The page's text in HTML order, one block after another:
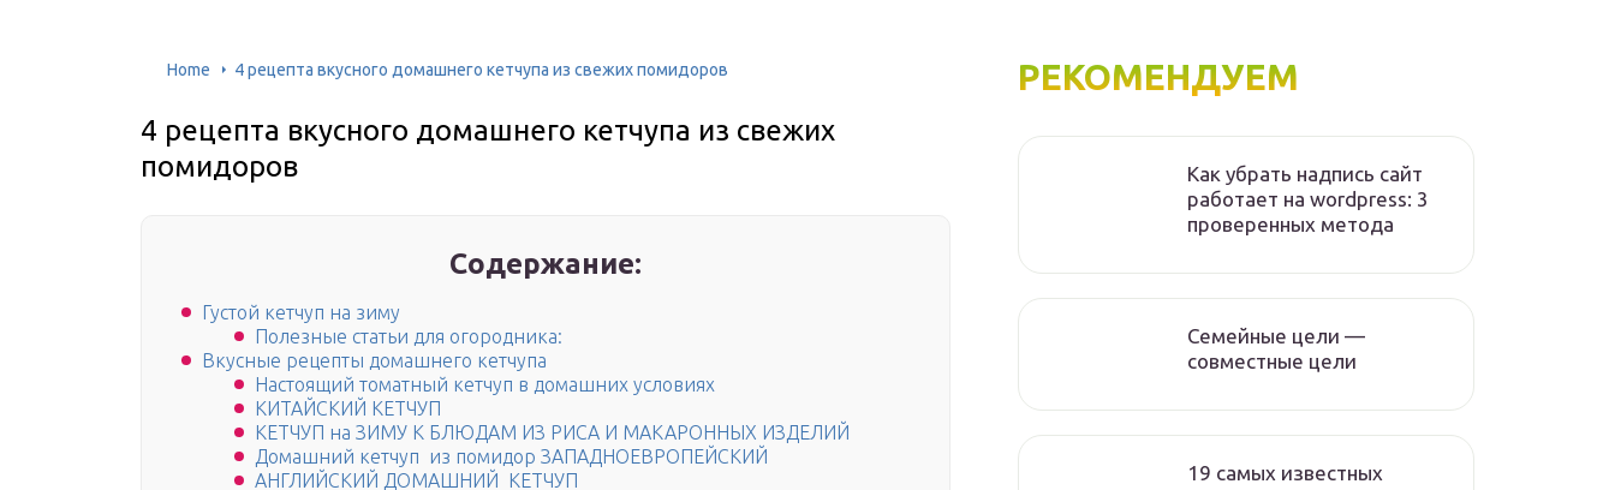
Home 4 рецепта вкусного домашнего кетчупа из свежих помидоров
4 рецепта вкусного домашнего кетчупа из свежих
помидоров
Содержание:
Густой кетчуп на зиму
Полезные статьи для огородника:
Вкусные рецепты домашнего кетчупа
Настоящий томатный кетчуп в домашних условиях
КИТАЙСКИЙ КЕТЧУП
КЕТЧУП на ЗИМУ К БЛЮДАМ ИЗ РИСА И МАКАРОННЫХ ИЗДЕЛИЙ
Домашний кетчуп из помидор ЗАПАДНОЕВРОПЕЙСКИЙ
АНГЛИЙСКИЙ ДОМАШНИЙ КЕТЧУП
РЕКОМЕНДУЕМ
Как убрать надпись сайт
работает на wordpress: 3
проверенных метода
Семейные цели —
совместные цели
19 самых известных